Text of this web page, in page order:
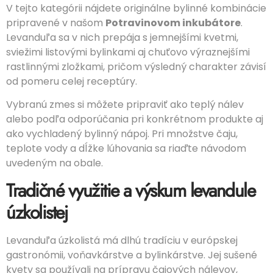
V tejto kategórii nájdete originálne bylinné kombinácie
pripravené v našom Potravinovom inkubátore.
Levanduľa sa v nich prepája s jemnejšími kvetmi,
sviežimi listovými bylinkami aj chuťovo výraznejšími
rastlinnými zložkami, pričom výsledný charakter závisí
od pomeru celej receptúry.
Vybranú zmes si môžete pripraviť ako teplý nálev
alebo podľa odporúčania pri konkrétnom produkte aj
ako vychladený bylinný nápoj. Pri množstve čaju,
teplote vody a dĺžke lúhovania sa riaďte návodom
uvedeným na obale.
Tradičné využitie a výskum levandule
úzkolistej
Levanduľa úzkolistá má dlhú tradíciu v európskej
gastronómii, voňavkárstve a bylinkárstve. Jej sušené
kvety sa používali na prípravu čajových nálevov,